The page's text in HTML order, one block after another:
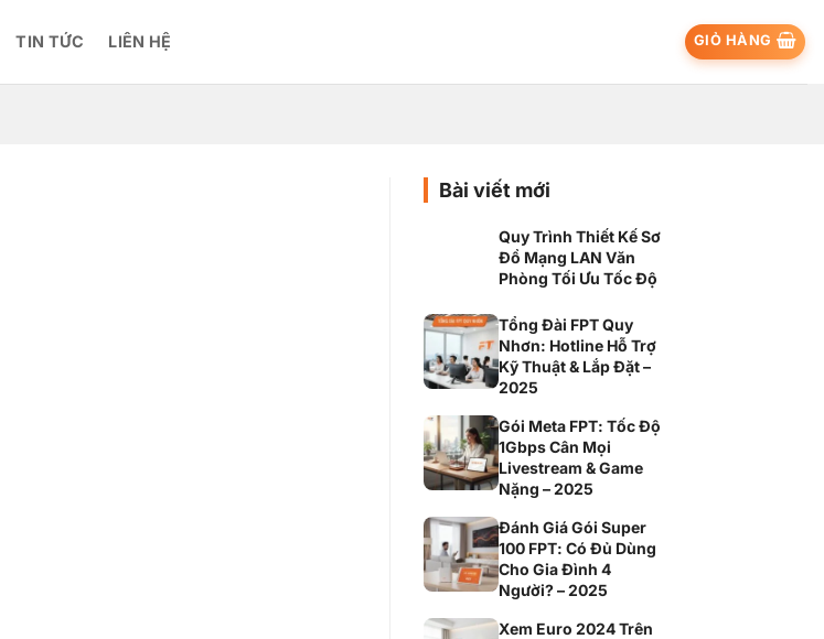
TIN TỨC LIÊN HỆ GIỎ HÀNG
Bài viết mới
Quy Trình Thiết Kế Sơ
Đồ Mạng LAN Văn
Phòng Tối Ưu Tốc Độ
Tổng Đài FPT Quy
Nhơn: Hotline Hỗ Trợ
Kỹ Thuật & Lắp Đặt –
2025
Gói Meta FPT: Tốc Độ
1Gbps Cân Mọi
Livestream & Game
Nặng – 2025
Đánh Giá Gói Super
100 FPT: Có Đủ Dùng
Cho Gia Đình 4
Người? – 2025
Xem Euro 2024 Trên